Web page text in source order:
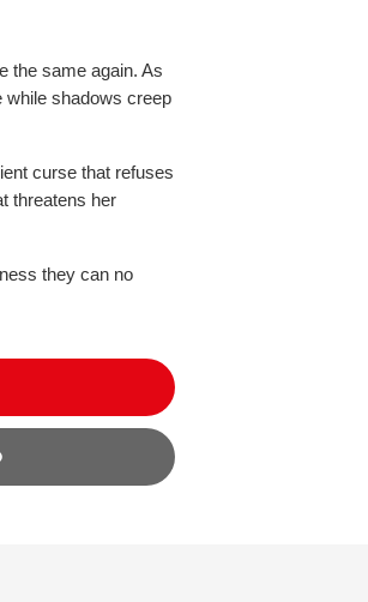
the same again. As
while shadows creep
curse that refuses
threatens her
they can no